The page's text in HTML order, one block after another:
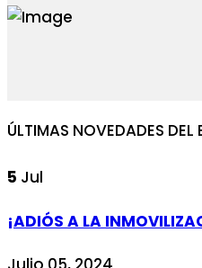
ÚLTIMAS NOVEDADES DEL
5 Jul
¡ADIÓS A LA